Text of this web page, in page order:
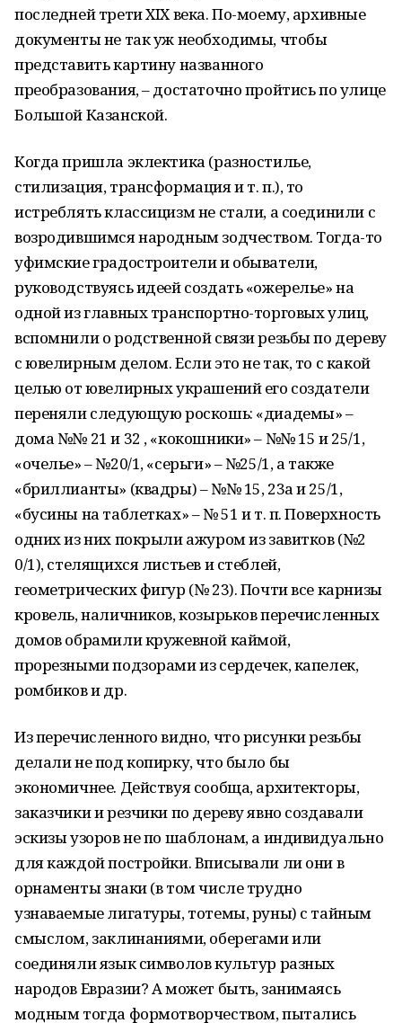
последней трети XIX века. По-моему, архивные
документы не так уж необходимы, чтобы
представить картину названного
преобразования, – достаточно пройтись по улице
Большой Казанской.
Когда пришла эклектика (разностилье,
стилизация, трансформация и т. п.), то
истреблять классицизм не стали, а соединили с
возродившимся народным зодчеством. Тогда-то
уфимские градостроители и обыватели,
руководствуясь идеей создать «ожерелье» на
одной из главных транспортно-торговых улиц,
вспомнили о родственной связи резьбы по дереву
с ювелирным делом. Если это не так, то с какой
целью от ювелирных украшений его создатели
переняли следующую роскошь: «диадемы» –
дома №№ 21 и 32 , «кокошники» – №№ 15 и 25/1,
«очелье» – №20/1, «серьги» – №25/1, а также
«бриллианты» (квадры) – №№ 15, 23а и 25/1,
«бусины на таблетках» – № 51 и т. п. Поверхность
одних из них покрыли ажуром из завитков (№2
0/1), стелящихся листьев и стеблей,
геометрических фигур (№ 23). Почти все карнизы
кровель, наличников, козырьков перечисленных
домов обрамили кружевной каймой,
прорезными подзорами из сердечек, капелек,
ромбиков и др.
Из перечисленного видно, что рисунки резьбы
делали не под копирку, что было бы
экономичнее. Действуя сообща, архитекторы,
заказчики и резчики по дереву явно создавали
эскизы узоров не по шаблонам, а индивидуально
для каждой постройки. Вписывали ли они в
орнаменты знаки (в том числе трудно
узнаваемые лигатуры, тотемы, руны) с тайным
смыслом, заклинаниями, оберегами или
соединяли язык символов культур разных
народов Евразии? А может быть, занимаясь
модным тогда формотворчеством, пытались